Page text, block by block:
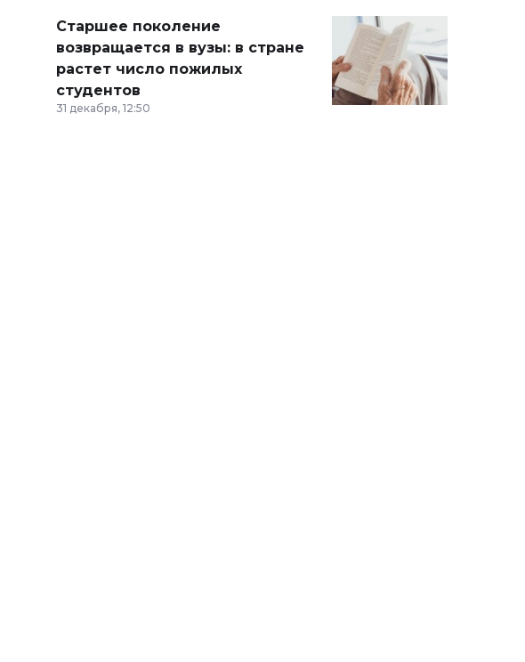
Старшее поколение
возвращается в вузы: в стране
растет число пожилых
студентов
31 декабря, 12:50